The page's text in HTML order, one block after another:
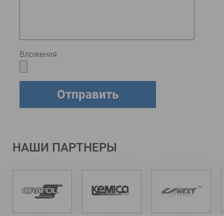
Вложения
НАШИ ПАРТНЕРЫ